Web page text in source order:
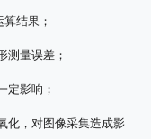
结果；
测量误差；
定影响；
化，对图像采集造成影